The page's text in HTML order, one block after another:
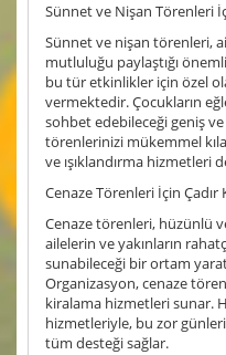
Sünnet ve Nişan Törenleri
Sünnet ve nişan törenleri,
mutluluğu paylaştığı
bu tür etkinlikler için özel
vermektedir. Çocukların
sohbet edebileceği geniş
törenlerinizi mükemmel
ve ışıklandırma hizmetleri
Cenaze Törenleri İçin Çadır
Cenaze törenleri, hüzünlü
ailelerin ve yakınların
sunabileceği bir ortam
Organizasyon, cenaze
kiralama hizmetleri sunar.
hizmetleriyle, bu zor
tüm desteği sağlar.